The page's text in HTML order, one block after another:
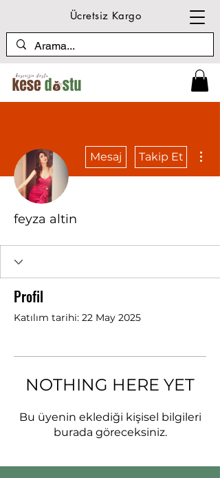
Ücretsiz Kargo
Mesaj Takip Et
feyza altin
Profil
Katılım tarihi: 22 May 2025
NOTHING HERE YET
Bu üyenin eklediği kişisel bilgileri
burada göreceksiniz.